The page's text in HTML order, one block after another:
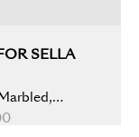
SELLA
Light Brown